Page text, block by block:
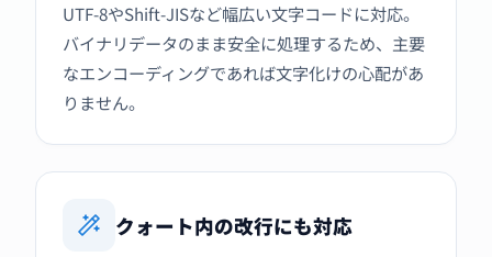
UTF-8やShift-JISなど幅広い文字コードに対応。
バイナリデータのまま安全に処理するため、主要
なエンコーディングであれば文字化けの心配があ
りません。
クォート内の改行にも対応